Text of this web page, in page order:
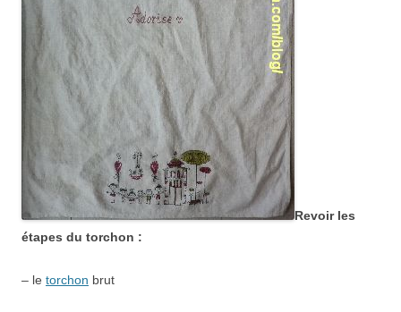
Revoir les
étapes du torchon :
– le torchon brut